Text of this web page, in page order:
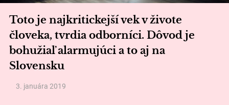
Toto je najkritickejší vek v živote
človeka, tvrdia odborníci. Dôvod je
bohužiaľ alarmujúci a to aj na
Slovensku
3. januára 2019